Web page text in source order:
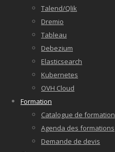
Talend/Qlik
Dremio
Tableau
Debezium
Elasticsearch
Kubernetes
OVH Cloud
Formation
Catalogue de formation
Agenda des formations
Demande de devis